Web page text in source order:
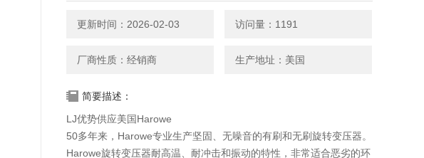
更新时间：2026-02-03 访问量：1191
厂商性质：经销商 生产地址：美国
简要描述：
LJ优势供应美国Harowe
50多年来，Harowe专业生产坚固、无噪音的有刷和无刷旋转变压器。
Harowe旋转变压器耐高温、耐冲击和振动的特性，非常适合恶劣的环